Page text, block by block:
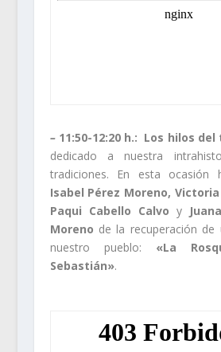
– 11:50-12:20 h.: Los hilos del
dedicado a nuestra
tradiciones. En esta ocasión
Isabel Pérez Moreno,
Paqui Cabello Calvo y
Moreno de la recuperación de
nuestro pueblo: «La
Sebastián».